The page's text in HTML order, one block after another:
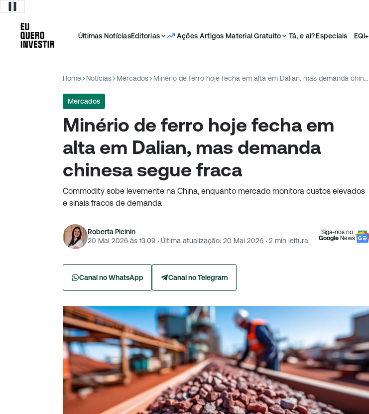
Últimas NotíciasEditorias Ações Artigos Material Gratuito Tá, e aí?Especiais EQI+
Home Notícias Mercados Minério de ferro hoje fecha em alta em Dalian, mas demanda chinesa segue fraca
Mercados
Minério de ferro hoje fecha em
alta em Dalian, mas demanda
chinesa segue fraca
Commodity sobe levemente na China, enquanto mercado monitora custos elevados
e sinais fracos de demanda
Roberta Picinin
20 Mai 2026 às 13:09 · Última atualização: 20 Mai 2026 · 2 min leitura
Siga-nos no
Google News
Canal no WhatsApp Canal no Telegram